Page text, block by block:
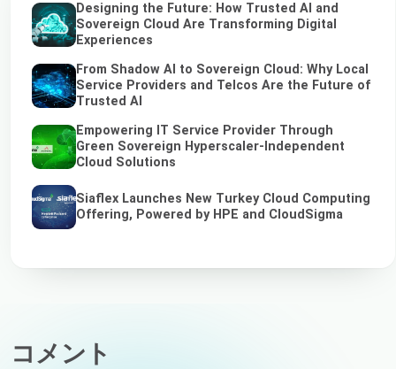
Designing the Future: How Trusted AI and
Sovereign Cloud Are Transforming Digital
Experiences
From Shadow AI to Sovereign Cloud: Why Local
Service Providers and Telcos Are the Future of
Trusted AI
Empowering IT Service Provider Through
Green Sovereign Hyperscaler-Independent
Cloud Solutions
Siaflex Launches New Turkey Cloud Computing
Offering, Powered by HPE and CloudSigma
コメント